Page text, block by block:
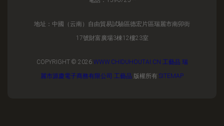
地址：中國（云南）自由貿易試驗區德宏片區瑞麗市南卯街
17號財富廣場3棟12樓23室
COPYRIGHT © 2026 WWW.CHIDUHOUTAI.CN 工藝品 瑞
麗市源慶電子商務有限公司 工藝品 版權所有 SITEMAP